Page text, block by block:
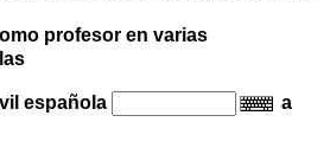
profesor en varias
española
a